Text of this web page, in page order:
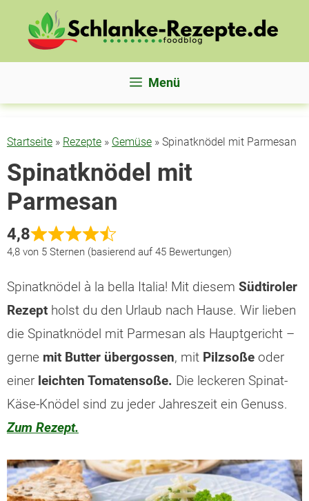
Inhalt
Menü
Startseite » Rezepte » Gemüse » Spinatknödel mit Parmesan
Spinatknödel mit
Parmesan
4,8
4,8 von 5 Sternen (basierend auf 45 Bewertungen)
Spinatknödel à la bella Italia! Mit diesem Südtiroler
Rezept holst du den Urlaub nach Hause. Wir lieben
die Spinatknödel mit Parmesan als Hauptgericht –
gerne mit Butter übergossen, mit Pilzsoße oder
einer leichten Tomatensoße. Die leckeren Spinat-
Käse-Knödel sind zu jeder Jahreszeit ein Genuss.
Zum Rezept.